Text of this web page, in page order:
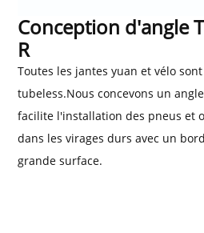
Conception d'angle
R
Toutes les jantes yuan et vélo
tubeless.Nous concevons un
facilite l'installation des pneus et
dans les virages durs avec un
grande surface.